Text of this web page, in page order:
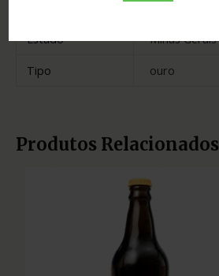
Estado
Minas Gerais
Tipo
ouro
Produtos Relacionados